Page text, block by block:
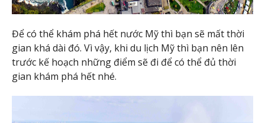
Để có thể khám phá hết nước Mỹ thì bạn sẽ mất thời
gian khá dài đó. Vì vậy, khi du lịch Mỹ thì bạn nên lên
trước kế hoạch những điểm sẽ đi để có thể đủ thời
gian khám phá hết nhé.